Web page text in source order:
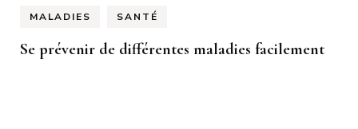
MALADIES SANTÉ
Se prévenir de différentes maladies facilement